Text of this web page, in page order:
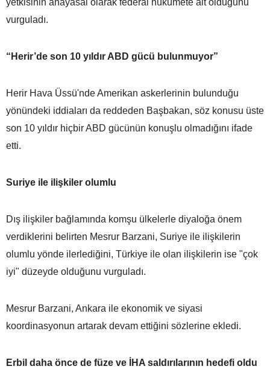
vurguladı.
“Herir’de son 10 yıldır ABD gücü bulunmuyor”
Herir Hava Üssü'nde Amerikan askerlerinin bulunduğu
yönündeki iddiaları da reddeden Başbakan, söz konusu üste
son 10 yıldır hiçbir ABD gücünün konuşlu olmadığını ifade
etti.
Suriye ile ilişkiler olumlu
Dış ilişkiler bağlamında komşu ülkelerle diyaloğa önem
verdiklerini belirten Mesrur Barzani, Suriye ile ilişkilerin
olumlu yönde ilerlediğini, Türkiye ile olan ilişkilerin ise "çok
iyi" düzeyde olduğunu vurguladı.
Mesrur Barzani, Ankara ile ekonomik ve siyasi
koordinasyonun artarak devam ettiğini sözlerine ekledi.
Erbil daha önce de füze ve İHA saldırılarının hedefi oldu